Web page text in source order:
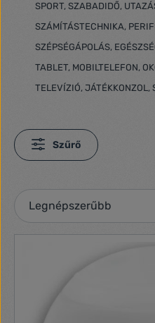
SPORT, SZABADIDŐ,
SZÁMÍTÁSTECHNIKA,
SZÉPSÉGÁPOLÁS,
TABLET, MOBILTELEFON,
TELEVÍZIÓ, JÁTÉKKONZOL,
Szűrő